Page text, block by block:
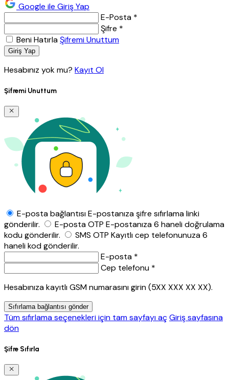
Google ile Giriş Yap
E-Posta *
Şifre *
Beni HatırlaŞifremi Unuttum
Giriş Yap
Hesabınız yok mu? Kayıt Ol
Şifremi Unuttum
E-posta bağlantısıE-postanıza şifre sıfırlama linki
gönderilir.
E-posta OTP E-postanıza 6 haneli doğrulama
kodu gönderilir.
SMS OTP Kayıtlı cep telefonunuza 6
haneli kod gönderilir.
E-posta *
Cep telefonu *
Hesabınıza kayıtlı GSM numarasını girin (5XX XXX XX XX).
Sıfırlama bağlantısı gönder
Tüm sıfırlama seçenekleri için tam sayfayı açGiriş sayfasına
dön
Şifre Sıfırla